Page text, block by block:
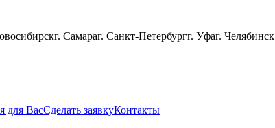
г. Самараг. Санкт-Петербургг. Уфаг. Челябинск
для ВасСделать заявкуКонтакты